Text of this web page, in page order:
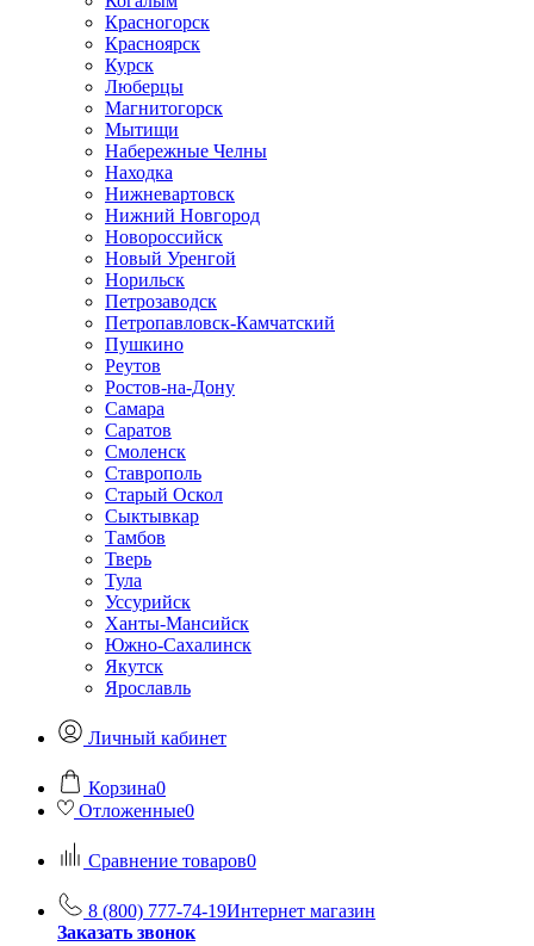
Красногорск
Красноярск
Курск
Люберцы
Магнитогорск
Мытищи
Набережные Челны
Находка
Нижневартовск
Нижний Новгород
Новороссийск
Новый Уренгой
Норильск
Петрозаводск
Петропавловск-Камчатский
Пушкино
Реутов
Ростов-на-Дону
Самара
Саратов
Смоленск
Ставрополь
Старый Оскол
Сыктывкар
Тамбов
Тверь
Тула
Уссурийск
Ханты-Мансийск
Южно-Сахалинск
Якутск
Ярославль
Личный кабинет
Корзина0
Отложенные0
Сравнение товаров0
8 (800) 777-74-19Интернет магазин
Заказать звонок